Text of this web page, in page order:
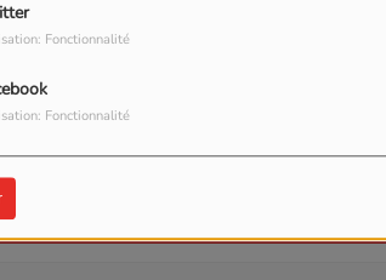
Fonctionnalité
Fonctionnalité